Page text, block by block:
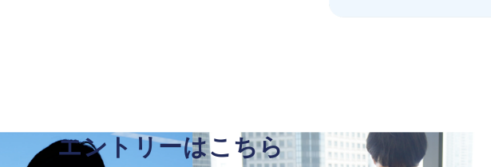
エントリーはこちら